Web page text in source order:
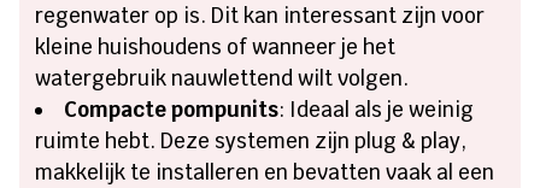
regenwater op is. Dit kan interessant zijn voor
kleine huishoudens of wanneer je het
watergebruik nauwlettend wilt volgen.
Compacte pompunits: Ideaal als je weinig
ruimte hebt. Deze systemen zijn plug & play,
makkelijk te installeren en bevatten vaak al een